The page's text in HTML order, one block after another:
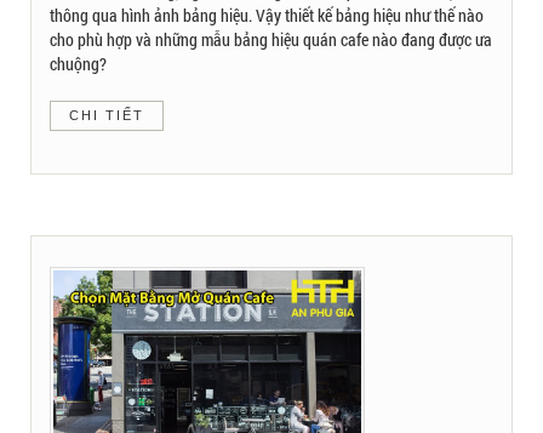
thông qua hình ảnh bảng hiệu. Vậy thiết kế bảng hiệu như thế nào
cho phù hợp và những mẫu bảng hiệu quán cafe nào đang được ưa
chuộng?
CHI TIẾT